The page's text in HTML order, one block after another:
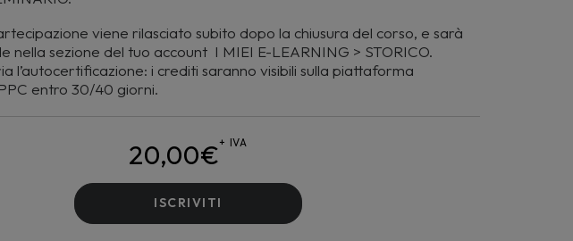
viene rilasciato subito dopo la chiusura del corso, e sarà
nella sezione del tuo account I MIEI E-LEARNING > STORICO.
l’autocertificazione: i crediti saranno visibili sulla piattaforma
entro 30/40 giorni.
20,00€+ IVA
ISCRIVITI